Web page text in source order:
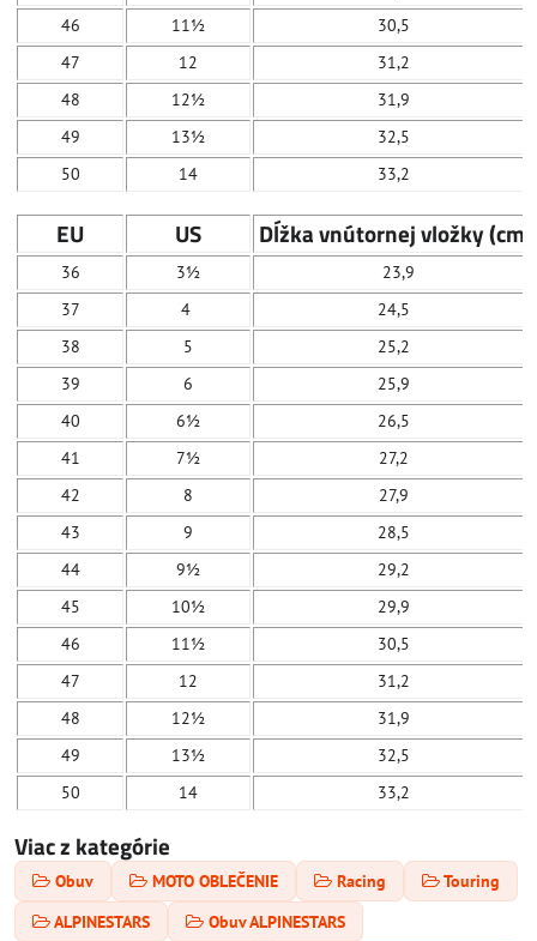
46
11½
30,5
47
12
31,2
48
12½
31,9
49
13½
32,5
50
14 33,2
EU US Dĺžka vnútornej vložky (cm)
36 3½
23,9
37
4
24,5
38
5
25,2
39
6
25,9
40
6½
26,5
41
7½
27,2
42
8
27,9
43
9
28,5
44
9½
29,2
45
10½
29,9
46
11½
30,5
47
12
31,2
48
12½
31,9
49
13½
32,5
50
14 33,2
Viac z kategórie
Obuv MOTO OBLEČENIE Racing
Touring
ALPINESTARS
Obuv ALPINESTARS